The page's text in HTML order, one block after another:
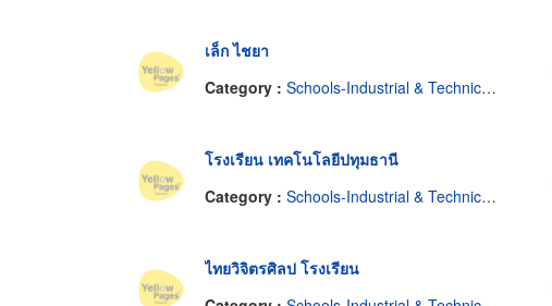
เล็ก ไชยา
Category : Schools-Industrial & Technical & Trade
โรงเรียน เทคโนโลยีปทุมธานี
Category : Schools-Industrial & Technical & Trade
ไทยวิจิตรศิลป โรงเรียน